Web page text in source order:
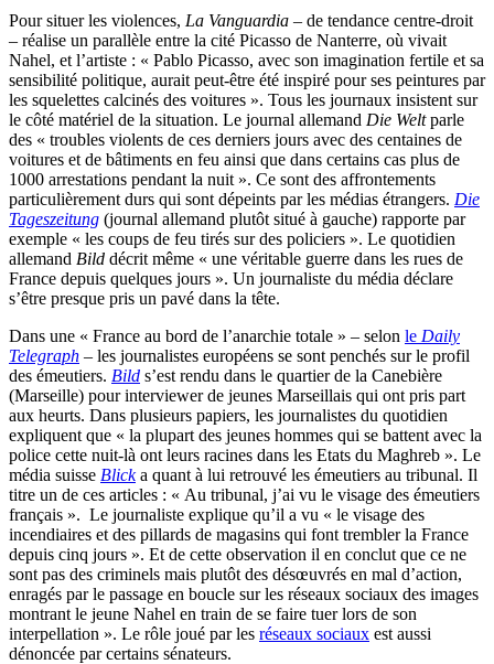
Pour situer les violences, La Vanguardia – de tendance centre-droit
– réalise un parallèle entre la cité Picasso de Nanterre, où vivait
Nahel, et l’artiste : « Pablo Picasso, avec son imagination fertile et sa
sensibilité politique, aurait peut-être été inspiré pour ses peintures par
les squelettes calcinés des voitures ». Tous les journaux insistent sur
le côté matériel de la situation. Le journal allemand Die Weltparle
des « troubles violents de ces derniers jours avec des centaines de
voitures et de bâtiments en feu ainsi que dans certains cas plus de
1000 arrestations pendant la nuit ». Ce sont des affrontements
particulièrement durs qui sont dépeints par les médias étrangers. Die
Tageszeitung (journal allemand plutôt situé à gauche) rapporte par
exemple « les coups de feu tirés sur des policiers ». Le quotidien
allemand Bild décrit même « une véritable guerre dans les rues de
France depuis quelques jours ». Un journaliste du média déclare
s’être presque pris un pavé dans la tête.
Dans une « France au bord de l’anarchie totale » – selon le Daily
Telegraph – les journalistes européens se sont penchés sur le profil
des émeutiers. Bild s’est rendu dans le quartier de la Canebière
(Marseille) pour interviewer de jeunes Marseillais qui ont pris part
aux heurts. Dans plusieurs papiers, les journalistes du quotidien
expliquent que « la plupart des jeunes hommes qui se battent avec la
police cette nuit-là ont leurs racines dans les Etats du Maghreb ». Le
média suisse Blicka quant à lui retrouvé les émeutiers au tribunal. Il
titre un de ces articles : « Au tribunal, j’ai vu le visage des émeutiers
français ». Le journaliste explique qu’il a vu « le visage des
incendiaires et des pillards de magasins qui font trembler la France
depuis cinq jours ». Et de cette observation il en conclut que ce ne
sont pas des criminels mais plutôt des désœuvrés en mal d’action,
enragés par le passage en boucle sur les réseaux sociaux des images
montrant le jeune Nahel en train de se faire tuer lors de son
interpellation ». Le rôle joué par les réseaux sociaux est aussi
dénoncée par certains sénateurs.